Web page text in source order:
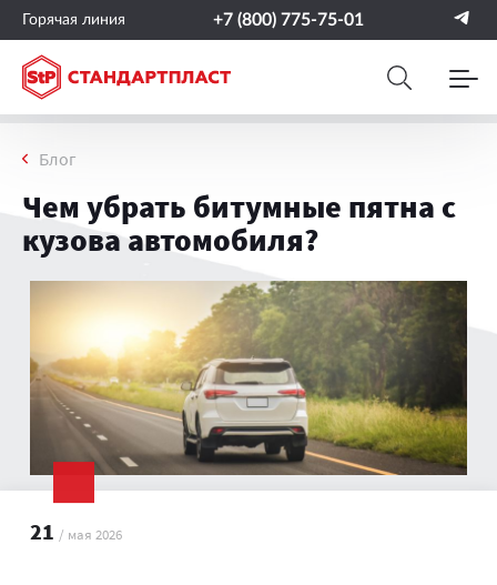
Горячая линия +7 (800) 775-75-01
Блог
Чем убрать битумные пятна с
кузова автомобиля?
21 / мая 2026